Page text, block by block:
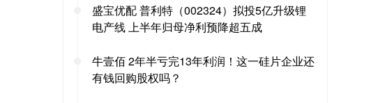
盛宝优配 普利特（002324）拟投5亿升级锂
电产线 上半年归母净利预降超五成
牛壹佰 2年半亏完13年利润！这一硅片企业还
有钱回购股权吗？